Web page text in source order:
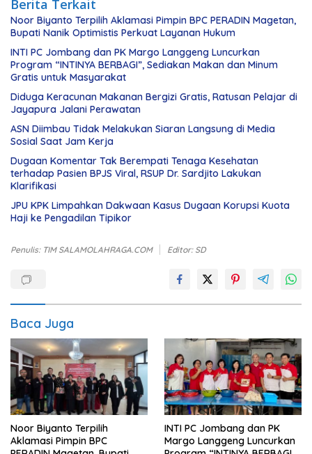
Berita Terkait
Noor Biyanto Terpilih Aklamasi Pimpin BPC PERADIN Magetan,
Bupati Nanik Optimistis Perkuat Layanan Hukum
INTI PC Jombang dan PK Margo Langgeng Luncurkan
Program “INTINYA BERBAGI”, Sediakan Makan dan Minum
Gratis untuk Masyarakat
Diduga Keracunan Makanan Bergizi Gratis, Ratusan Pelajar di
Jayapura Jalani Perawatan
ASN Diimbau Tidak Melakukan Siaran Langsung di Media
Sosial Saat Jam Kerja
Dugaan Komentar Tak Berempati Tenaga Kesehatan
terhadap Pasien BPJS Viral, RSUP Dr. Sardjito Lakukan
Klarifikasi
JPU KPK Limpahkan Dakwaan Kasus Dugaan Korupsi Kuota
Haji ke Pengadilan Tipikor
Penulis: TIM SALAMOLAHRAGA.COM Editor: SD
Baca Juga
Noor Biyanto Terpilih
Aklamasi Pimpin BPC
INTI PC Jombang dan PK
Margo Langgeng Luncurkan